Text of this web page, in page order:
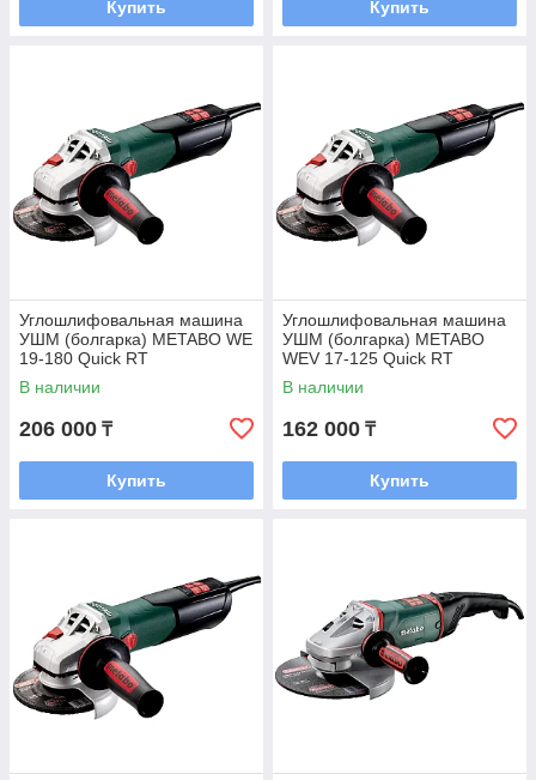
Купить Купить
Углошлифовальная машина
УШМ (болгарка) METABO WE
19-180 Quick RT
В наличии
206 000 ₸
Купить
Углошлифовальная машина
УШМ (болгарка) METABO
WEV 17-125 Quick RT
В наличии
162 000 ₸
Купить